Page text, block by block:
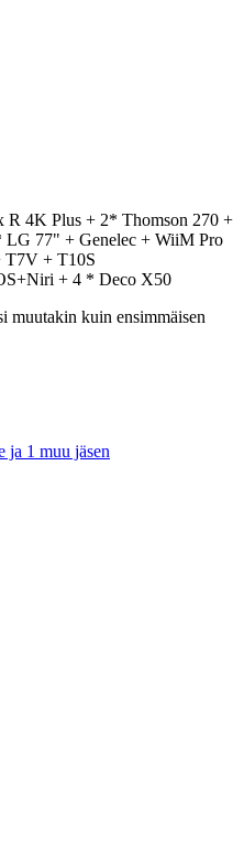
R 4K Plus + 2* Thomson 270 +
77" + Genelec + WiiM Pro
T7V + T10S
+ 4 * Deco X50
muutakin kuin ensimmäisen
ja 1 muu jäsen